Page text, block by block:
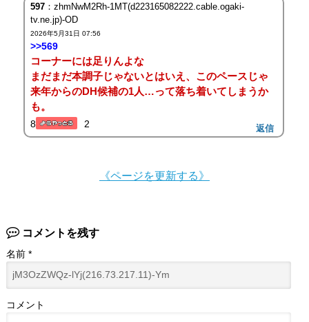
597：zhmNwM2Rh-1MT(d223165082222.cable.ogaki-
tv.ne.jp)-OD
2026年5月31日 07:56
>>569
コーナーには足りんよな
まだまだ本調子じゃないとはいえ、このペースじゃ
来年からのDH候補の1人…って落ち着いてしまうか
も。
8 2 返信
《ページを更新する》
コメントを残す
名前 *
コメント